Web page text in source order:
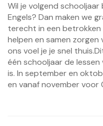
Wil je volgend
Engels? Dan maken we
terecht in een betrokken
helpen en samen zorgen
ons voel je je snel
één schooljaar de
is. In september en
en vanaf november voor